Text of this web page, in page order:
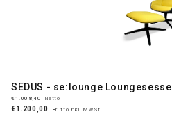
SEDUS - se:lounge Loungesessel
€1.008,40 Netto
€1.200,00 Brutto inkl. MwSt.